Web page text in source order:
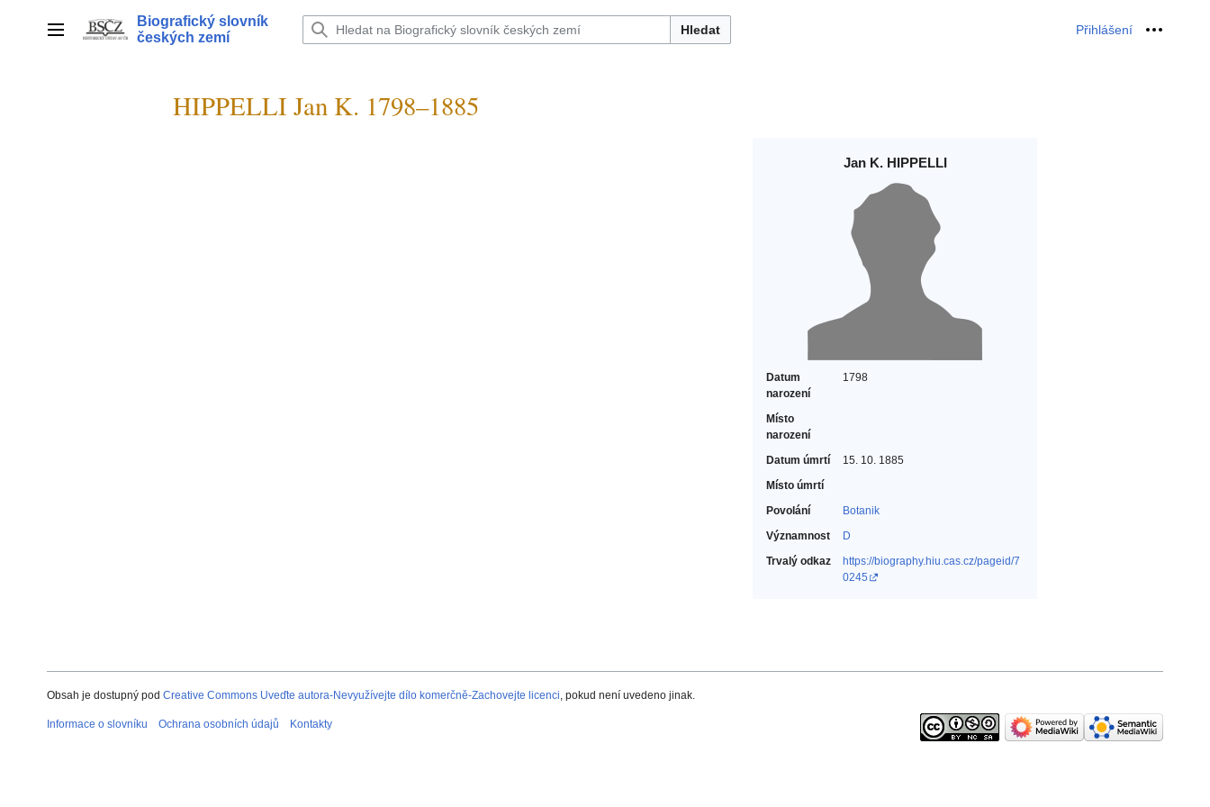
Hlavní menu
Biografický slovník
českých zemí
Hledat Přihlášení Osobní
HIPPELLI Jan K. 1798–1885
Jan K. HIPPELLI
Datum
narození
1798
Místo
narození
Datum úmrtí
15. 10. 1885
Místo úmrtí
Povolání
Botanik‎
Významnost
D
Trvalý odkaz
https://biography.hiu.cas.cz/pageid/7
0245
Obsah je dostupný pod Creative Commons Uveďte autora-Nevyužívejte dílo komerčně-Zachovejte licenci, pokud není uvedeno jinak.
Informace o slovníku Ochrana osobních údajů Kontakty